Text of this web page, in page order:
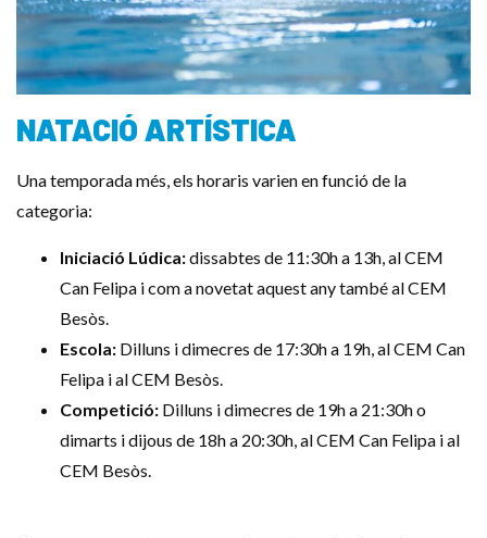
NATACIÓ ARTÍSTICA
Una temporada més, els horaris varien en funció de la
categoria:
Iniciació Lúdica:dissabtes de 11:30h a 13h, al CEM
Can Felipa i com a novetat aquest any també al CEM
Besòs.
Escola: Dilluns i dimecres de 17:30h a 19h, al CEM Can
Felipa i al CEM Besòs.
Competició: Dilluns i dimecres de 19h a 21:30h o
dimarts i dijous de 18h a 20:30h, al CEM Can Felipa i al
CEM Besòs.